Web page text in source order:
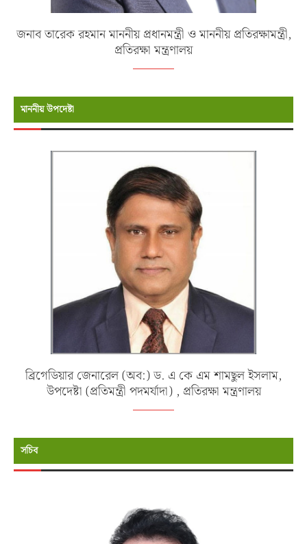
জনাব তারেক রহমান মাননীয় প্রধানমন্ত্রী ও মাননীয় প্রতিরক্ষামন্ত্রী,
প্রতিরক্ষা মন্ত্রণালয়
মাননীয় উপদেষ্টা
ব্রিগেডিয়ার জেনারেল (অব:) ড. এ কে এম শামছুল ইসলাম,
উপদেষ্টা (প্রতিমন্ত্রী পদমর্যাদা) , প্রতিরক্ষা মন্ত্রণালয়
সচিব